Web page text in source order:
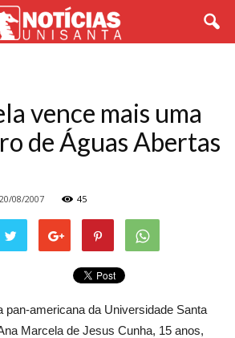
vence mais uma
de Águas Abertas
20/08/2007 45
pan-americana da Universidade Santa
Marcela de Jesus Cunha, 15 anos,